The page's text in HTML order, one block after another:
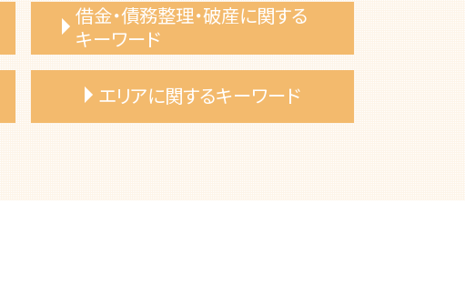
借金・債務整理・破産に関する
キーワード
自己破産 手続き費用
自己破産 メリット
エリアに関するキーワード